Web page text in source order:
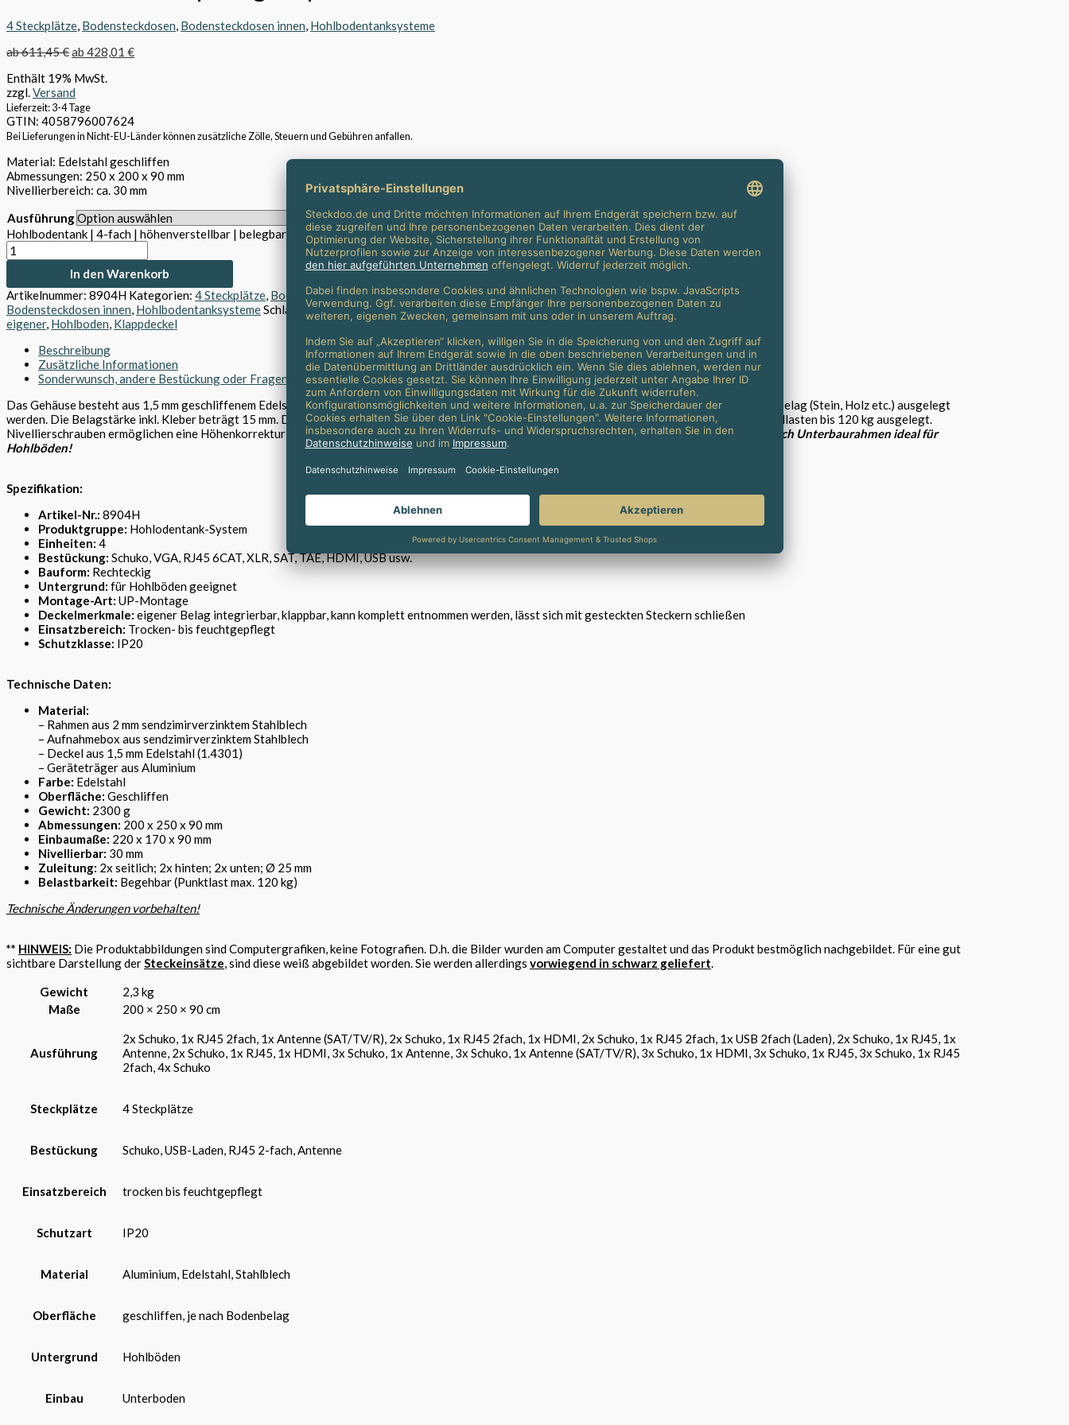
4 Steckplätze, Bodensteckdosen, Bodensteckdosen innen, Hohlbodentanksysteme
ab611,45€ab 428,01 €
Enthält 19% MwSt.
zzgl.Versand
Lieferzeit: 3-4 Tage
GTIN: 4058796007624
Bei Lieferungen in Nicht-EU-Länder können zusätzliche Zölle, Steuern und Gebühren anfallen.
Material: Edelstahl geschliffen
Abmessungen: 250 x 200 x 90 mm
Nivellierbereich: ca. 30 mm
Ausführung
Zurücksetzen
Hohlbodentank | 4-fach | höhenverstellbar | belegbar | 8904H Menge
In den Warenkorb
Artikelnummer: 8904H Kategorien: 4 Steckplätze, Bodensteckdosen,
Bodensteckdosen innen, HohlbodentanksystemeSchlagwörter:Belag Edelstahl ,
eigener, Hohlboden, Klappdeckel
Beschreibung
Zusätzliche Informationen
Sonderwunsch, andere Bestückung oder Fragen?
Das Gehäuse besteht aus 1,5 mm geschliffenem Edelstahl und verfügt über einen Klappdeckel. Der Deckel ist herausnehmbar und kann mit eigenem Belag (Stein, Holz etc.) ausgelegt
werden. Die Belagstärke inkl. Kleber beträgt 15 mm. Die Aufnahmebox besteht aus Sendzimier verzinktem Stahlblech. Diese Ausführung ist für Einzellasten bis 120 kg ausgelegt.
Nivellierschrauben ermöglichen eine Höhenkorrektur bis ca. 30 mm. Auf dem Boden der Aufnahmebox befinden sich Bohrungen zur Befestigung.
Durch Unterbaurahmen ideal für
Hohlböden!
Spezifikation:
Artikel-Nr.: 8904H
Produktgruppe: Hohlodentank-System
Einheiten: 4
Bestückung: Schuko, VGA, RJ45 6CAT, XLR, SAT, TAE, HDMI, USB usw.
Bauform: Rechteckig
Untergrund: für Hohlböden geeignet
Montage-Art: UP-Montage
Deckelmerkmale: eigener Belag integrierbar, klappbar, kann komplett entnommen werden, lässt sich mit gesteckten Steckern schließen
Einsatzbereich: Trocken- bis feuchtgepflegt
Schutzklasse: IP20
Technische Daten:
Material:
– Rahmen aus 2 mm sendzimirverzinktem Stahlblech
– Aufnahmebox aus sendzimirverzinktem Stahlblech
– Deckel aus 1,5 mm Edelstahl (1.4301)
– Geräteträger aus Aluminium
Farbe: Edelstahl
Oberfläche: Geschliffen
Gewicht: 2300 g
Abmessungen: 200 x 250 x 90 mm
Einbaumaße: 220 x 170 x 90 mm
Nivellierbar: 30 mm
Zuleitung: 2x seitlich; 2x hinten; 2x unten; Ø 25 mm
Belastbarkeit: Begehbar (Punktlast max. 120 kg)
Technische Änderungen vorbehalten!
** HINWEIS: Die Produktabbildungen sind Computergrafiken, keine Fotografien. D.h. die Bilder wurden am Computer gestaltet und das Produkt bestmöglich nachgebildet. Für eine gut
sichtbare Darstellung derSteckeinsätze, sind diese weiß abgebildet worden. Sie werden allerdings vorwiegend in schwarz geliefert.
Gewicht
2,3 kg
Maße
200 × 250 × 90 cm
Ausführung
2x Schuko, 1x RJ45 2fach, 1x Antenne (SAT/TV/R), 2x Schuko, 1x RJ45 2fach, 1x HDMI, 2x Schuko, 1x RJ45 2fach, 1x USB 2fach (Laden), 2x Schuko, 1x RJ45, 1x
Antenne, 2x Schuko, 1x RJ45, 1x HDMI, 3x Schuko, 1x Antenne, 3x Schuko, 1x Antenne (SAT/TV/R), 3x Schuko, 1x HDMI, 3x Schuko, 1x RJ45, 3x Schuko, 1x RJ45
2fach, 4x Schuko
Steckplätze 4 Steckplätze
Bestückung Schuko, USB-Laden, RJ45 2-fach, Antenne
Einsatzbereich trocken bis feuchtgepflegt
Schutzart IP20
Material Aluminium, Edelstahl, Stahlblech
Oberfläche geschliffen, je nach Bodenbelag
Untergrund Hohlböden
Einbau Unterboden